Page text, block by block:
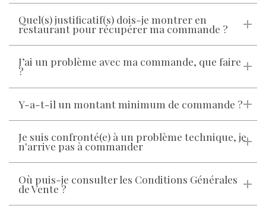
Quel(s) justificatif(s) dois-je montrer en
restaurant pour récupérer ma commande ?
J’ai un problème avec ma commande, que faire
?
Y-a-t-il un montant minimum de commande ?
Je suis confronté(e) à un problème technique, je
n'arrive pas à commander
Où puis-je consulter les Conditions Générales
de Vente ?